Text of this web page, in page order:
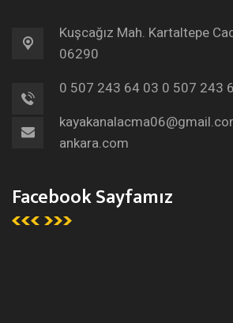
Kuşcağız Mah. Kartaltepe
06290
0 507 243 64 03 0 507 243
ankara.com
Facebook Sayfamız